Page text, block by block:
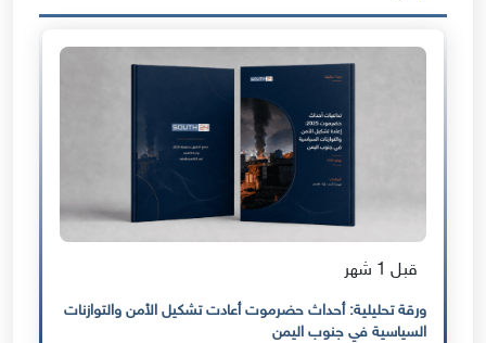
قبل 1 شهر
ورقة تحليلية: أحداث حضرموت أعادت تشكيل الأمن والتوازنات
السياسية في جنوب اليمن